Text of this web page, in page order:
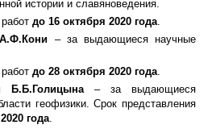
истории и славяноведения.
до 16 октября 2020 года.
– за выдающиеся научные
до 28 октября 2020 года.
Б.Б.Голицына – за выдающиеся
геофизики. Срок представления
года.